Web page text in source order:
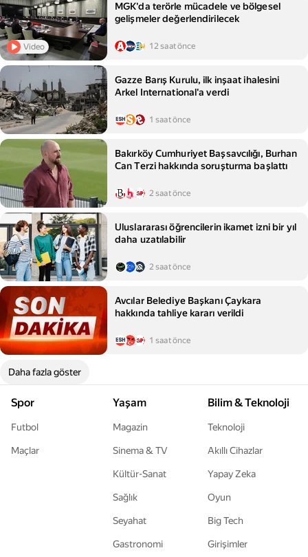
Video
MGK'da terörle mücadele ve bölgesel
gelişmeler değerlendirilecek
12 saat önce
Gazze Barış Kurulu, ilk inşaat ihalesini
Arkel International'a verdi
1 saat önce
Bakırköy Cumhuriyet Başsavcılığı, Burhan
Can Terzi hakkında soruşturma başlattı
2 saat önce
Uluslararası öğrencilerin ikamet izni bir yıl
daha uzatılabilir
2 saat önce
Avcılar Belediye Başkanı Çaykara
hakkında tahliye kararı verildi
1 saat önce
Daha fazla göster
Spor
Futbol
Maçlar
Yaşam
Magazin
Sinema & TV
Kültür-Sanat
Sağlık
Seyahat
Gastronomi
Bilim & Teknoloji
Teknoloji
Akıllı Cihazlar
Yapay Zeka
Oyun
Big Tech
Girişimler